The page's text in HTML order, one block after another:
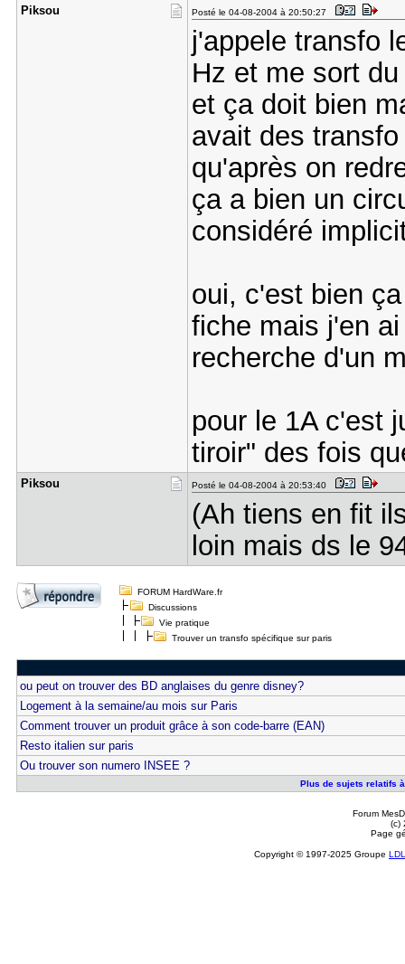
Piksou Posté le 04-08-2004 à 20:50:27
j'appele transfo
Hz et me sort
et ça doit bien
avait des
qu'après on
ça a bien un
considéré
oui, c'est bien
fiche mais j'en
recherche d'un
pour le 1A c'est
tiroir" des fois
Piksou Posté le 04-08-2004 à 20:53:40
(Ah tiens en fit
loin mais ds le
FORUM HardWare.fr
Discussions
Vie pratique
Trouver un transfo spécifique sur paris
ou peut on trouver des BD anglaises du genre disney?
Logement à la semaine/au mois sur Paris
Comment trouver un produit grâce à son code-barre (EAN)
Resto italien sur paris
Ou trouver son numero INSEE ?
Plus de sujets relatifs
Forum
(c)
Page
Copyright © 1997-2025 Groupe